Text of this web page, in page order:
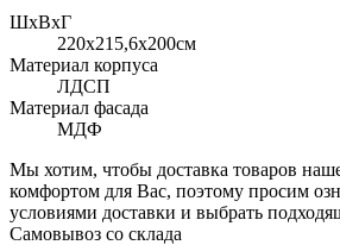
ШхВхГ
220x215,6х200см
Материал корпуса
ЛДСП
Материал фасада
МДФ
Мы хотим, чтобы доставка товаров
комфортом для Вас, поэтому просим
условиями доставки и выбрать
Самовывоз со склада